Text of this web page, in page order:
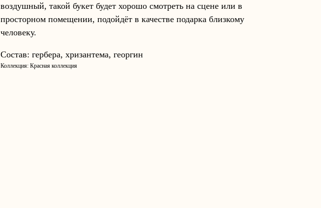
воздушный, такой букет будет хорошо смотреть на сцене или в
просторном помещении, подойдёт в качестве подарка близкому
человеку.
Состав: гербера, хризантема, георгин
Коллекция: Красная коллекция